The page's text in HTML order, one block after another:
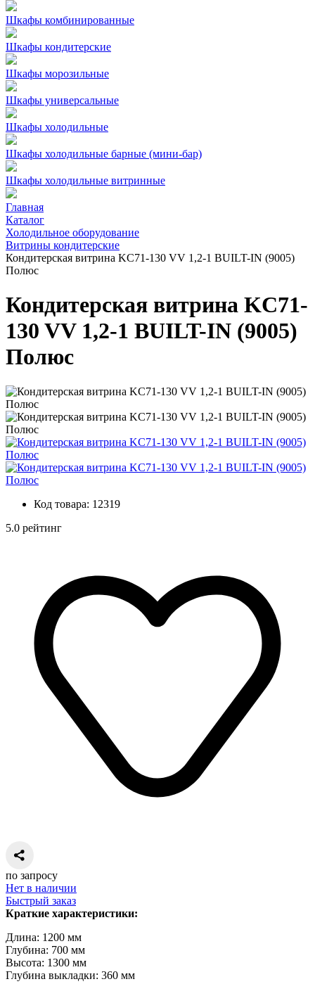
Шкафы комбинированные
Шкафы кондитерские
Шкафы морозильные
Шкафы универсальные
Шкафы холодильные
Шкафы холодильные барные (мини-бар)
Шкафы холодильные витринные
Главная
Каталог
Холодильное оборудование
Витрины кондитерские
Кондитерская витрина KC71-130 VV 1,2-1 BUILT-IN (9005)
Полюс
Кондитерская витрина KC71-
130 VV 1,2-1 BUILT-IN (9005)
Полюс
Код товара: 12319
5.0 рейтинг
по запросу
Нет в наличии
Быстрый заказ
Краткие характеристики:
Длина: 1200 мм
Глубина: 700 мм
Высота: 1300 мм
Глубина выкладки: 360 мм